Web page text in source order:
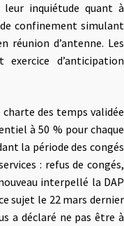
inquiétude quant à
de confinement simulant
réunion d’antenne. Les
d’anticipation
des temps validée
à 50 % pour chaque
la période des congés
: refus de congés,
interpellé la DAP
sujet le 22 mars dernier
a déclaré ne pas être à